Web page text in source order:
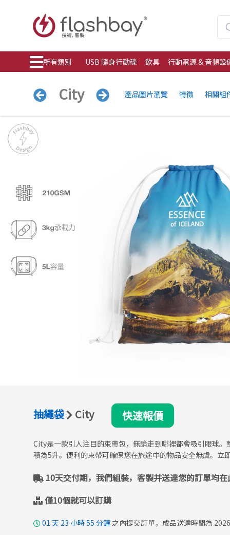
所有類別 USB 隨身行動碟 飲具 行動電源 & 音頻設
City 產品圖片瀏覽 特徵 相關組
抽繩袋 City 快速報價
City是一款引人注目的束帶包，無論走到哪裡都會吸引眼球
積為5升。便利的束帶可確保您在旅途中的物品安全無虞。立
10天交付期，我們組裝，客製并送達您的訂單均
僅10個就可以訂購
01 天 23 小時55 分鐘之內提交訂單，成品送達時間為